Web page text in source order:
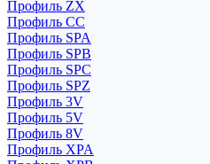
Профиль ZX
Профиль CC
Профиль SPA
Профиль SPB
Профиль SPC
Профиль SPZ
Профиль 3V
Профиль 5V
Профиль 8V
Профиль XPA